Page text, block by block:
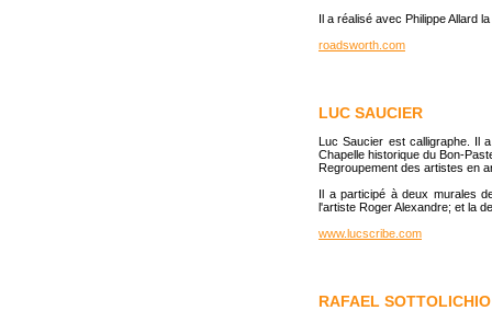
Il a réalisé avec Philippe Allard
roadsworth.com
LUC SAUCIER
Luc Saucier est calligraphe. Il
Chapelle historique du Bon-
Regroupement des artistes en
Il a participé à deux murales
l'artiste Roger Alexandre; et la
www.lucscribe.com
RAFAEL SOTTOLICHIO